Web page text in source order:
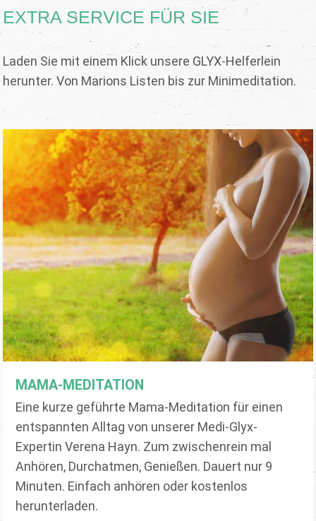
EXTRA SERVICE FÜR SIE
Laden Sie mit einem Klick unsere GLYX-Helferlein
herunter. Von Marions Listen bis zur Minimeditation.
MAMA-MEDITATION
Eine kurze geführte Mama-Meditation für einen
entspannten Alltag von unserer Medi-Glyx-
Expertin Verena Hayn. Zum zwischenrein mal
Anhören, Durchatmen, Genießen. Dauert nur 9
Minuten. Einfach anhören oder kostenlos
herunterladen.